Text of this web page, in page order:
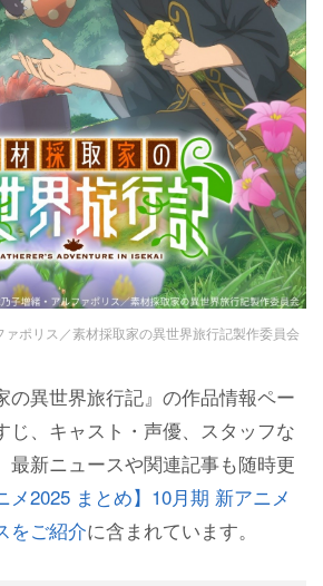
ァポリス／素材採取家の異世界旅行記製作委員会
の異世界旅行記』の作品情報ペー
じ、キャスト・声優、スタッフな
最新ニュースや関連記事も随時更
メ2025 まとめ】10月期 新アニメ
をご紹介に含まれています。